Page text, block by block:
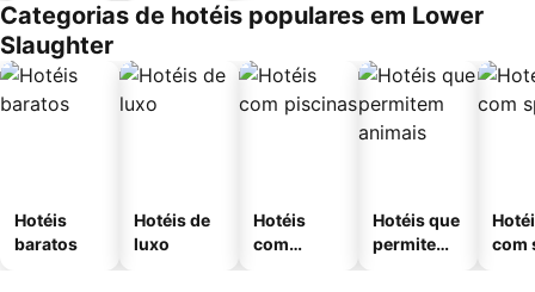
Categorias de hotéis populares em Lower
Slaughter
Hotéis
baratos
Hotéis de
luxo
Hotéis
com
Hotéis que
permitem
com